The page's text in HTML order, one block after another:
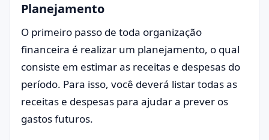
Planejamento
O primeiro passo de toda organização
financeira é realizar um planejamento, o qual
consiste em estimar as receitas e despesas do
período. Para isso, você deverá listar todas as
receitas e despesas para ajudar a prever os
gastos futuros.